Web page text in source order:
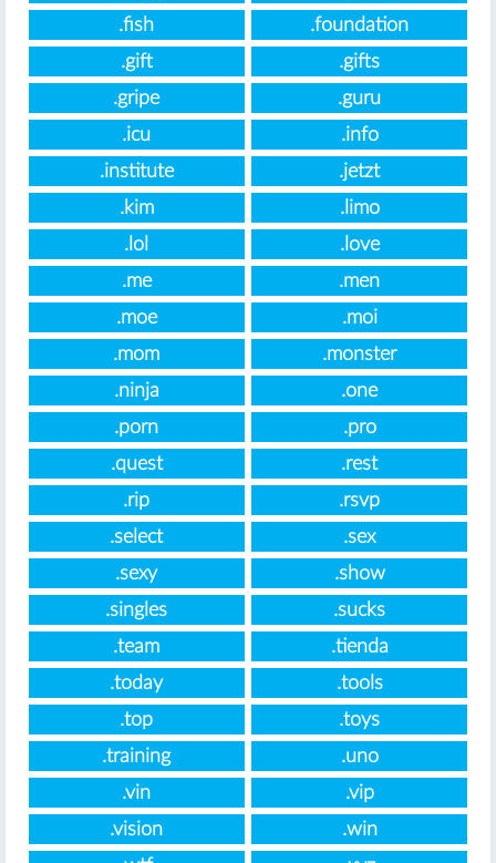
.fish
.foundation
.gift
.gifts
.gripe
.guru
.icu
.info
.institute
.jetzt
.kim
.limo
.lol
.love
.me
.men
.moe
.moi
.mom
.monster
.ninja
.one
.porn
.pro
.quest
.rest
.rip
.rsvp
.select
.sex
.sexy
.show
.singles
.sucks
.team
.tienda
.today
.tools
.top
.toys
.training
.uno
.vin
.vip
.vision
.win